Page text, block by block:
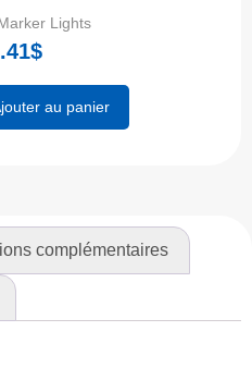
Lights
$
au panier
complémentaires